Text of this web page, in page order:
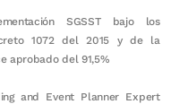
SGSST bajo los
1072 del 2015 y de la
aprobado del 91,5%
and Event Planner Expert